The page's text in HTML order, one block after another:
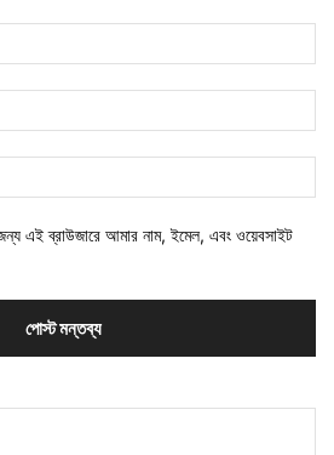
এই ব্রাউজারে আমার নাম, ইমেল, এবং ওয়েবসাইট